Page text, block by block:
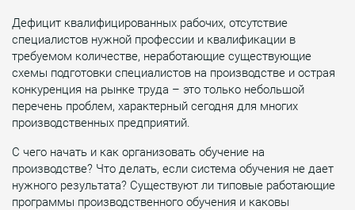
Дефицит квалифицированных рабочих, отсутствие
специалистов нужной профессии и квалификации в
требуемом количестве, неработающие существующие
схемы подготовки специалистов на производстве и острая
конкуренция на рынке труда – это только небольшой
перечень проблем, характерный сегодня для многих
производственных предприятий.
С чего начать и как организовать обучение на
производстве? Что делать, если система обучения не дает
нужного результата? Существуют ли типовые работающие
программы производственного обучения и каковы